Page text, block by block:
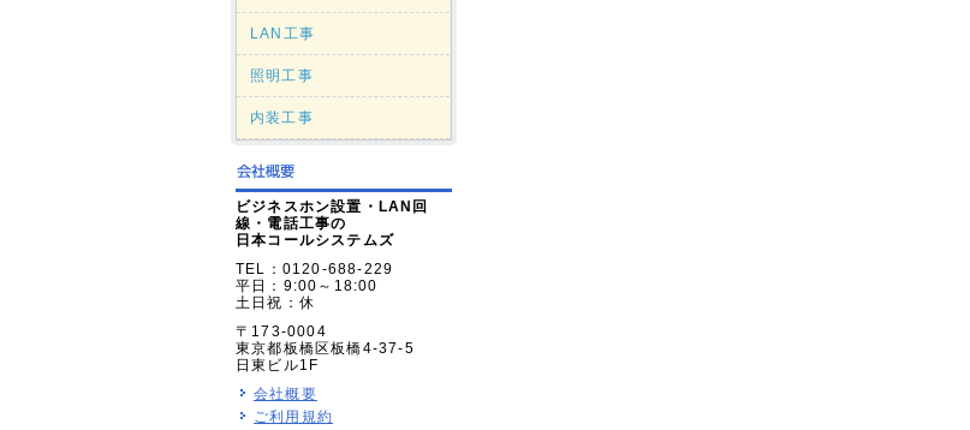
LAN工事
照明工事
内装工事
ビジネスホン設置・LAN回
線・電話工事の
日本コールシステムズ
TEL：0120-688-229
平日：9:00～18:00
土日祝：休
〒173-0004
東京都板橋区板橋4-37-5
日東ビル1F
会社概要
ご利用規約